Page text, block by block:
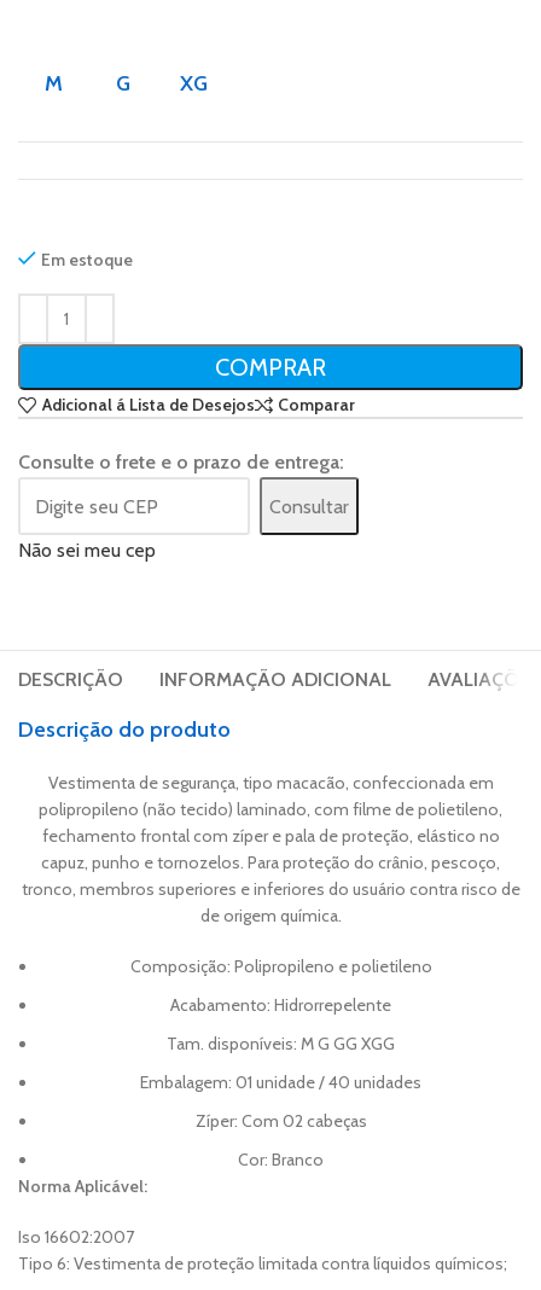
M G XG
Em estoque
COMPRAR
Adicional á Lista de Desejos Comparar
Consulte o frete e o prazo de entrega:
Consultar
Não sei meu cep
DESCRIÇÃO INFORMAÇÃO ADICIONAL
Descrição do produto
Vestimenta de segurança, tipo macacão, confeccionada em
polipropileno (não tecido) laminado, com filme de polietileno,
fechamento frontal com zíper e pala de proteção, elástico no
capuz, punho e tornozelos. Para proteção do crânio, pescoço,
tronco, membros superiores e inferiores do usuário contra risco de
de origem química.
Composição: Polipropileno e polietileno
Acabamento: Hidrorrepelente
Tam. disponíveis: M G GG XGG
Embalagem: 01 unidade / 40 unidades
Zíper: Com 02 cabeças
Cor: Branco
Norma Aplicável:
Iso 16602:2007
Tipo 6: Vestimenta de proteção limitada contra líquidos químicos;